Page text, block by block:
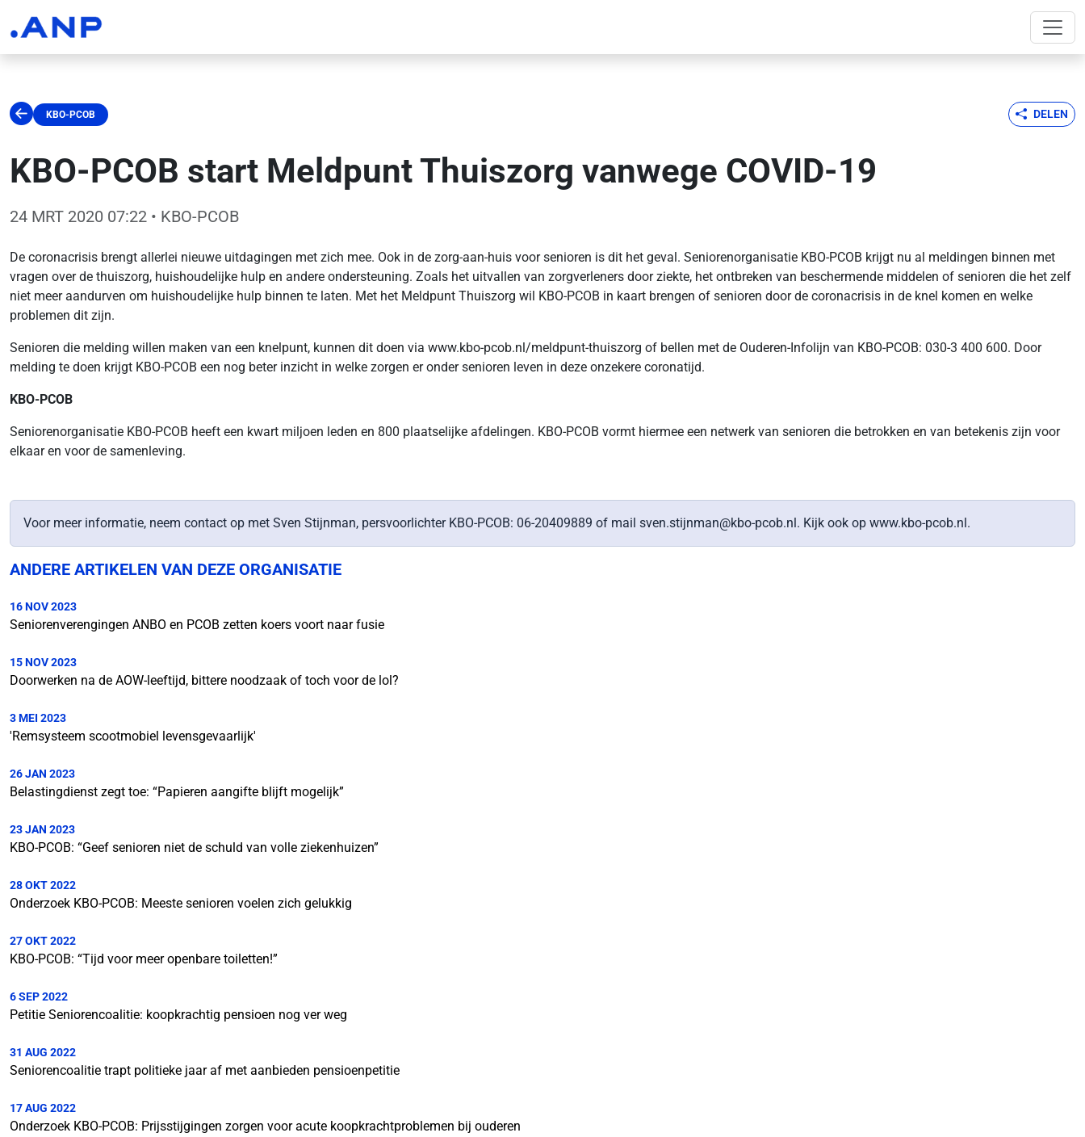
KBO-PCOB DELEN
KBO-PCOB start Meldpunt Thuiszorg vanwege COVID-19
24 MRT 2020 07:22 • KBO-PCOB
De coronacrisis brengt allerlei nieuwe uitdagingen met zich mee. Ook in de zorg-aan-huis voor senioren is dit het geval. Seniorenorganisatie KBO-PCOB krijgt nu al meldingen binnen met
vragen over de thuiszorg, huishoudelijke hulp en andere ondersteuning. Zoals het uitvallen van zorgverleners door ziekte, het ontbreken van beschermende middelen of senioren die het zelf
niet meer aandurven om huishoudelijke hulp binnen te laten. Met het Meldpunt Thuiszorg wil KBO-PCOB in kaart brengen of senioren door de coronacrisis in de knel komen en welke
problemen dit zijn.
Senioren die melding willen maken van een knelpunt, kunnen dit doen via www.kbo-pcob.nl/meldpunt-thuiszorg of bellen met de Ouderen-Infolijn van KBO-PCOB: 030-3 400 600. Door
melding te doen krijgt KBO-PCOB een nog beter inzicht in welke zorgen er onder senioren leven in deze onzekere coronatijd.
KBO-PCOB
Seniorenorganisatie KBO-PCOB heeft een kwart miljoen leden en 800 plaatselijke afdelingen. KBO-PCOB vormt hiermee een netwerk van senioren die betrokken en van betekenis zijn voor
elkaar en voor de samenleving.
Voor meer informatie, neem contact op met Sven Stijnman, persvoorlichter KBO-PCOB: 06-20409889 of mail sven.stijnman@kbo-pcob.nl. Kijk ook op www.kbo-pcob.nl.
ANDERE ARTIKELEN VAN DEZE ORGANISATIE
16 NOV 2023
Seniorenverengingen ANBO en PCOB zetten koers voort naar fusie
15 NOV 2023
Doorwerken na de AOW-leeftijd, bittere noodzaak of toch voor de lol?
3 MEI 2023
'Remsysteem scootmobiel levensgevaarlijk'
26 JAN 2023
Belastingdienst zegt toe: “Papieren aangifte blijft mogelijk”
23 JAN 2023
KBO-PCOB: “Geef senioren niet de schuld van volle ziekenhuizen”
28 OKT 2022
Onderzoek KBO-PCOB: Meeste senioren voelen zich gelukkig
27 OKT 2022
KBO-PCOB: “Tijd voor meer openbare toiletten!”
6 SEP 2022
Petitie Seniorencoalitie: koopkrachtig pensioen nog ver weg
31 AUG 2022
Seniorencoalitie trapt politieke jaar af met aanbieden pensioenpetitie
17 AUG 2022
Onderzoek KBO-PCOB: Prijsstijgingen zorgen voor acute koopkrachtproblemen bij ouderen